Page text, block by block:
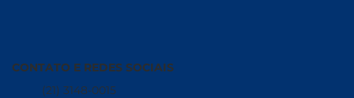
CONTATO E REDES SOCIAIS
(21) 3148-0015